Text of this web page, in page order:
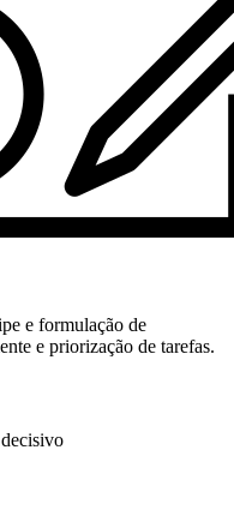
e formulação de
e priorização de tarefas.